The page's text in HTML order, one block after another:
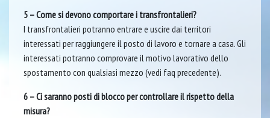
5 – Come si devono comportare i transfrontalieri?
I transfrontalieri potranno entrare e uscire dai territori
interessati per raggiungere il posto di lavoro e tornare a casa. Gli
interessati potranno comprovare il motivo lavorativo dello
spostamento con qualsiasi mezzo (vedi faq precedente).
6 – Ci saranno posti di blocco per controllare il rispetto della
misura?